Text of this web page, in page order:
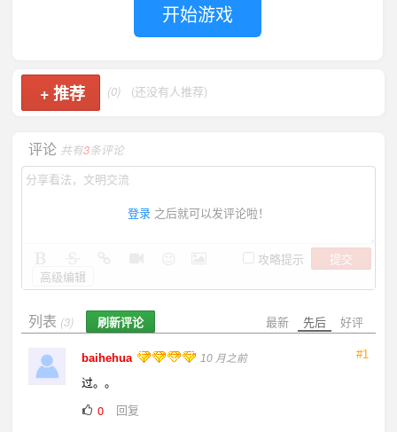
开始游戏
+推荐 (0) (还没有人推荐)
评论 共有3条评论
登录 之后就可以发评论啦！
攻略提示
提交
高级编辑
最新 先后 好评
列表 (3) 刷新评论
#1
baihehua 10 月之前
过。。
0
回复